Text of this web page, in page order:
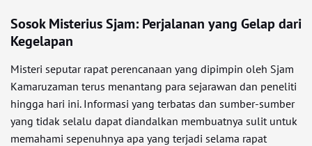
Sosok Misterius Sjam: Perjalanan yang Gelap dari
Kegelapan
Misteri seputar rapat perencanaan yang dipimpin oleh Sjam
Kamaruzaman terus menantang para sejarawan dan peneliti
hingga hari ini. Informasi yang terbatas dan sumber-sumber
yang tidak selalu dapat diandalkan membuatnya sulit untuk
memahami sepenuhnya apa yang terjadi selama rapat